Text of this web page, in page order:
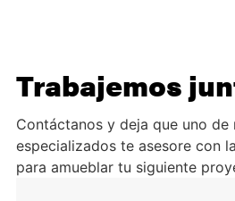
Trabajemos
Contáctanos y deja que uno de
especializados te asesore con
para amueblar tu siguiente